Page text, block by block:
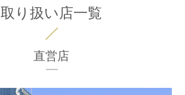
取り扱い店一覧
直営店